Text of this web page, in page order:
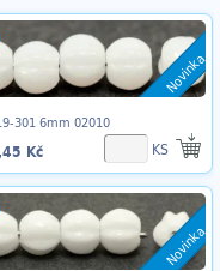
Novinka
301 6mm 02010
Kč KS
Novinka